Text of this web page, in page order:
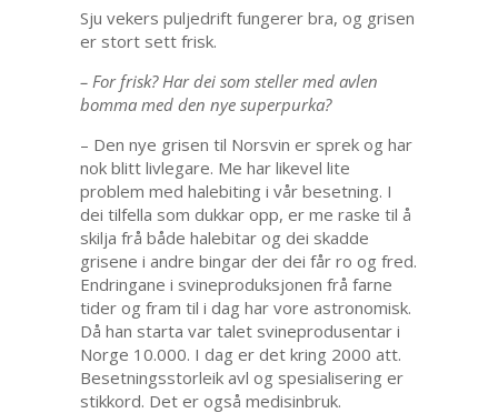
Sju vekers puljedrift fungerer bra, og grisen
er stort sett frisk.
– For frisk? Har dei som steller med avlen
bomma med den nye superpurka?
– Den nye grisen til Norsvin er sprek og har
nok blitt livlegare. Me har likevel lite
problem med halebiting i vår besetning. I
dei tilfella som dukkar opp, er me raske til å
skilja frå både halebitar og dei skadde
grisene i andre bingar der dei får ro og fred.
Endringane i svineproduksjonen frå farne
tider og fram til i dag har vore astronomisk.
Då han starta var talet svineprodusentar i
Norge 10.000. I dag er det kring 2000 att.
Besetningsstorleik avl og spesialisering er
stikkord. Det er også medisinbruk.